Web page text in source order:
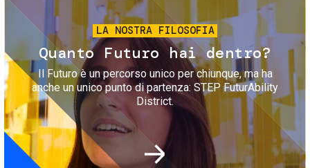
LA NOSTRA FILOSOFIA
Quanto Futuro hai dentro?
Il Futuro è un percorso unico per chiunque, ma ha
anche un unico punto di partenza: STEP FuturAbility
District.